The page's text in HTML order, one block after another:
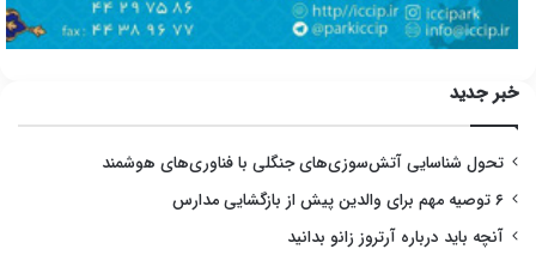
خبر جدید
تحول شناسایی آتش‌سوزی‌های جنگلی با فناوری‌های هوشمند
۶ توصیه مهم برای والدین پیش از بازگشایی مدارس
آنچه باید درباره آرتروز زانو بدانید